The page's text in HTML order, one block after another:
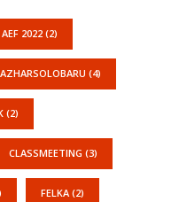
AEF 2022 (2)
(4)
(2)
CLASSMEETING (3)
FELKA (2)